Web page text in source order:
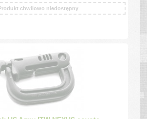
chwilowo niedostępny